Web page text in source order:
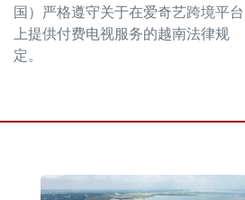
国）严格遵守关于在爱奇艺跨境平台
上提供付费电视服务的越南法律规
定。